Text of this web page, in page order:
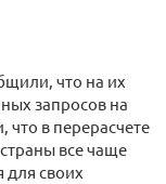
что на их
запросов на
что в перерасчете
все чаще
для своих